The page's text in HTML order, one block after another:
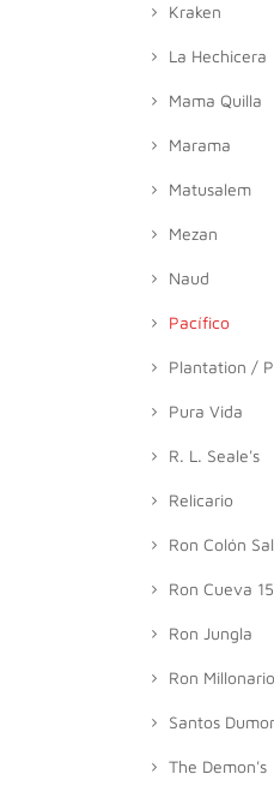
Kraken
La Hechicera
Mama Quilla
Marama
Matusalem
Mezan
Naud
Pacífico
Plantation /
Pura Vida
R. L. Seale's
Relicario
Ron Colón
Ron Cueva
Ron Jungla
Ron Millonario
Santos
The Demon's